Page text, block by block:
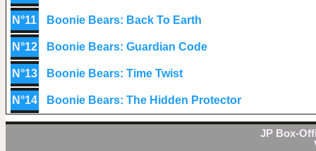
N°11 Boonie Bears: Back To Earth
N°12 Boonie Bears: Guardian Code
N°13 Boonie Bears: Time Twist
N°14 Boonie Bears: The Hidden Protector
JP Box-